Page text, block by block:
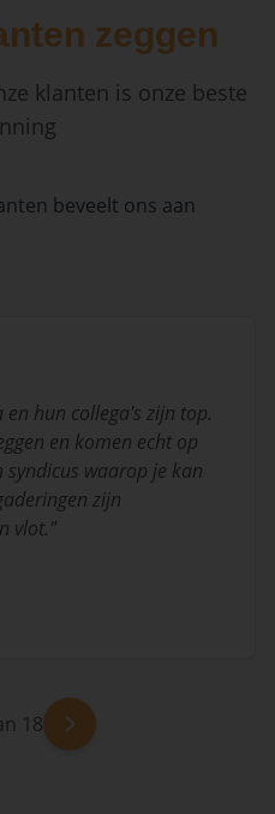
zeggen
klanten is onze beste
beveelt ons aan
en hun collega's zijn top.
en komen echt op
syndicus waarop je kan
zijn
vlot."
18